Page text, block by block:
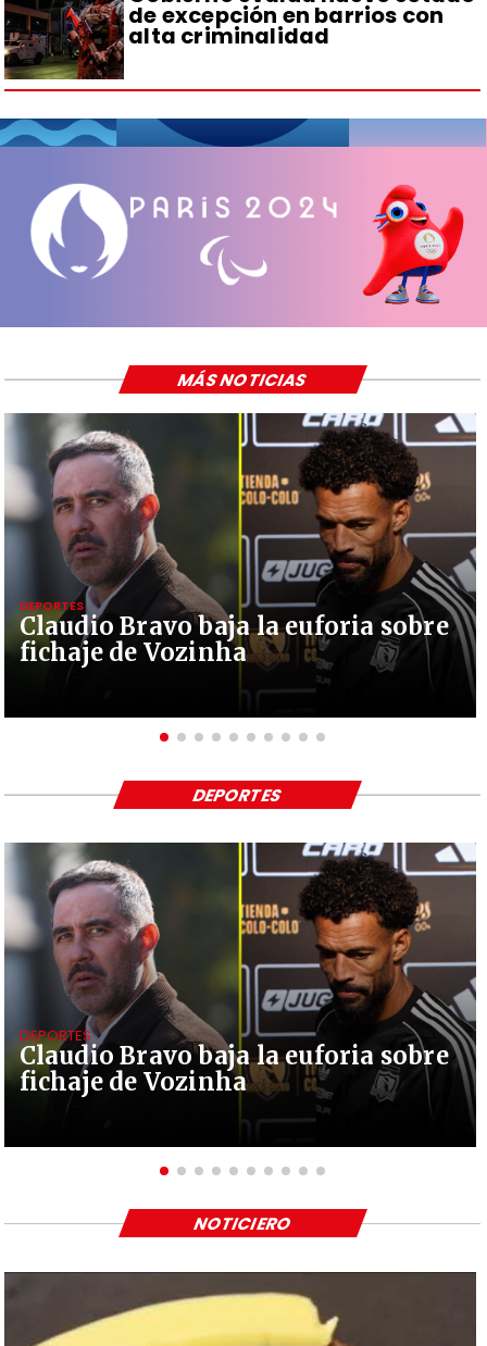
de excepción en barrios con
alta criminalidad
Claudio Bravo baja la euforia sobre
fichaje de Vozinha
DEPORTES
MÁS NOTICIAS
Claudio Bravo baja la euforia sobre
fichaje de Vozinha
DEPORTES
DEPORTES
NOTICIERO